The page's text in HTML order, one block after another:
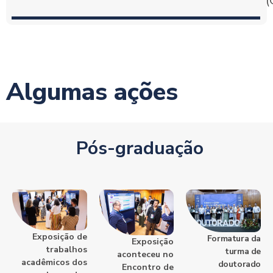
Algumas ações
Pós-graduação
Exposição de
trabalhos
acadêmicos dos
Exposição
aconteceu no
Encontro de
Formatura da
turma de
doutorado